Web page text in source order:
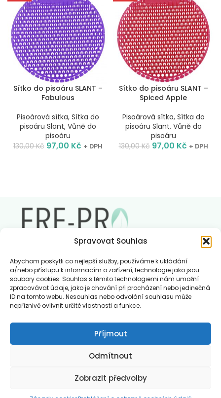
Spravovat Souhlas
Abychom poskytli co nejlepší služby, používáme k ukládání
a/nebo přístupu k informacím o zařízení, technologie jako jsou
soubory cookies. Souhlas s těmito technologiemi nám umožní
zpracovávat údaje, jako je chování při procházení nebo jedinečná
ID na tomto webu. Nesouhlas nebo odvolání souhlasu může
nepříznivě ovlivnit určité vlastnosti a funkce.
Příjmout
Odmítnout
Zobrazit předvolby
Sítko do pisoáru SLANT –
Fabulous
Pisoárová sítka, Sítka do
pisoáru Slant, Vůně do
pisoáru
130,00Kč 97,00 Kč + DPH
Sítko do pisoáru SLANT –
Spiced Apple
Pisoárová sítka, Sítka do
pisoáru Slant, Vůně do
pisoáru
130,00Kč 97,00 Kč + DPH
Charakteristika vůní FREPRO
Kontakt
Můj účet
Zásady používání souborů cookie
Ochrana osobních údajů
FREPRO© 2026 All right reserved